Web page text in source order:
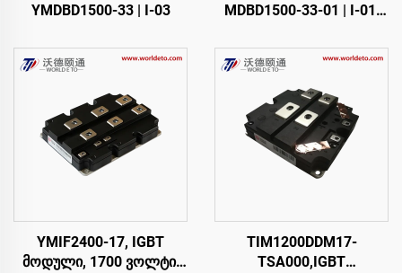
YMDBD1500-33 | I-03
MDBD1500-33-01 | I-01,
YMIF2400-17, IGBT
მოდული, 1700 ვოლტი,
TIM1200DDM17-
TSA000,IGBT